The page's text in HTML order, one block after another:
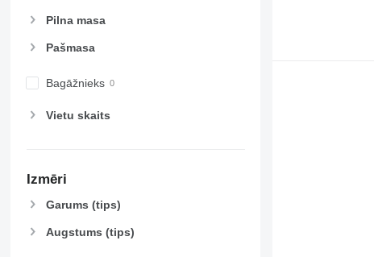
Pilna masa
Pašmasa
Bagāžnieks
Vietu skaits
Izmēri
Garums (tips)
Augstums (tips)